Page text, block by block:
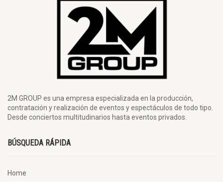
2M GROUP es una empresa especializada en la producción,
contratación y realización de eventos y espectáculos de todo tipo.
Desde conciertos multitudinarios hasta eventos privados.
BÚSQUEDA RÁPIDA
Home